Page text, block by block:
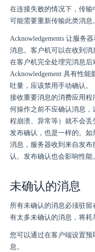
在连接失败的情况下，传输
可能需要重新传输此类消息
Acknowledgements 让服务
消息。客户机可以在收到
在客户机完全处理完消息后
Acknowledgement 具有性
吐量，应该禁用手动确认。
接收重要消息的消费应用
何操作之前不应确认消息
程崩溃、异常等）就不会丢
发布确认，也是一样的。
消息，服务器收到来自发
认。发布确认也会影响性能
未确认的消息
所有未确认的消息必须驻
有太多未确认的消息，将耗
您可以通过在客户端设置
息。